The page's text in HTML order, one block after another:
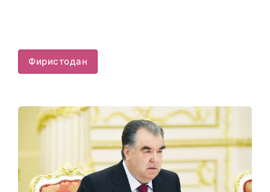
Фиристодан